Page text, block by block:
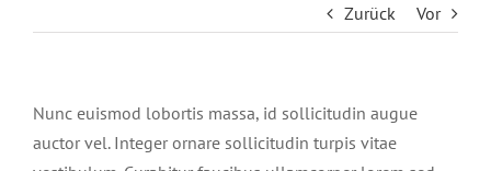
Zurück Vor
Nunc euismod lobortis massa, id sollicitudin augue
auctor vel. Integer ornare sollicitudin turpis vitae